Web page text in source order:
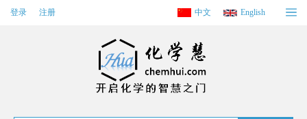
登录 注册 中文 English